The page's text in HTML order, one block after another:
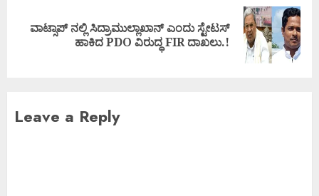
ವಾಟ್ಸಾಪ್ ನಲ್ಲಿ ಸಿದ್ರಾಮುಲ್ಲಾಖಾನ್ ಎಂದು ಸ್ಟೇಟಸ್
ಹಾಕಿದ PDO ವಿರುದ್ಧ FIR ದಾಖಲು.!
Leave a Reply